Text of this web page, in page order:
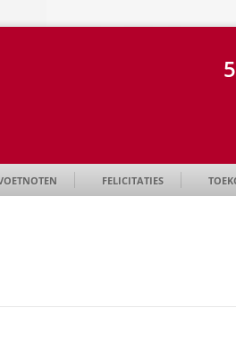
FELICITATIES